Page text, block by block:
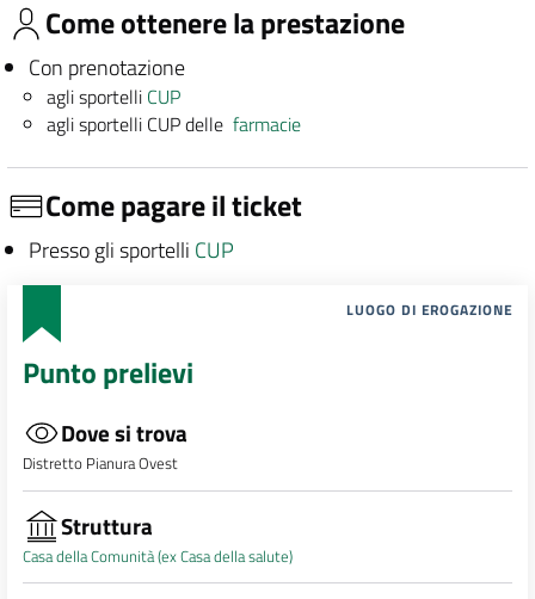
Come ottenere la prestazione
Con prenotazione
agli sportelli CUP
agli sportelli CUP dellefarmacie
Come pagare il ticket
Presso gli sportelli CUP
LUOGO DI EROGAZIONE
Punto prelievi
Dove si trova
Distretto Pianura Ovest
Struttura
Casa della Comunità (ex Casa della salute)